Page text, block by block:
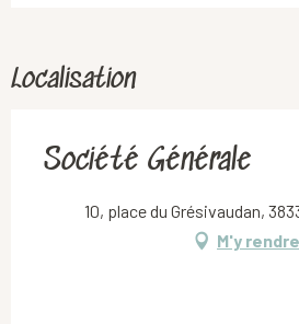
Localisation
Société Générale
10, place du Grésivaudan,
M'y rendre